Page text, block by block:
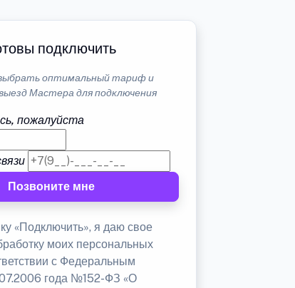
подключить
оптимальный тариф и
Мастера для подключения
пожалуйста
Позвоните мне
«Подключить», я даю свое
моих персональных
с Федеральным
года №152-ФЗ «О